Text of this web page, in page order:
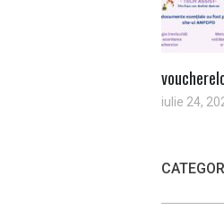
iulie 24,